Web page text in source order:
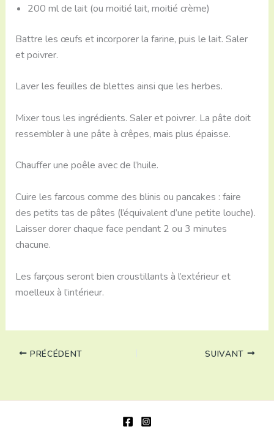
200 ml de lait (ou moitié lait, moitié crème)
Battre les œufs et incorporer la farine, puis le lait. Saler
et poivrer.
Laver les feuilles de blettes ainsi que les herbes.
Mixer tous les ingrédients. Saler et poivrer. La pâte doit
ressembler à une pâte à crêpes, mais plus épaisse.
Chauffer une poêle avec de l’huile.
Cuire les farcous comme des blinis ou pancakes : faire
des petits tas de pâtes (l’équivalent d’une petite louche).
Laisser dorer chaque face pendant 2 ou 3 minutes
chacune.
Les farçous seront bien croustillants à l’extérieur et
moelleux à l’intérieur.
PRÉCÉDENT SUIVANT